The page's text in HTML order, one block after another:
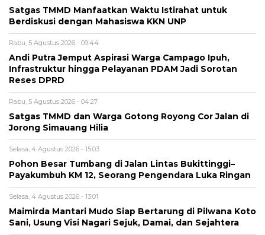
Satgas TMMD Manfaatkan Waktu Istirahat untuk
Berdiskusi dengan Mahasiswa KKN UNP
Rabu, 5 Agustus 2026 - 09:44
Andi Putra Jemput Aspirasi Warga Campago Ipuh,
Infrastruktur hingga Pelayanan PDAM Jadi Sorotan
Reses DPRD
Rabu, 5 Agustus 2026 - 04:27
Satgas TMMD dan Warga Gotong Royong Cor Jalan di
Jorong Simauang Hilia
Selasa, 4 Agustus 2026 - 15:03
Pohon Besar Tumbang di Jalan Lintas Bukittinggi–
Payakumbuh KM 12, Seorang Pengendara Luka Ringan
Selasa, 4 Agustus 2026 - 13:01
Maimirda Mantari Mudo Siap Bertarung di Pilwana Koto
Sani, Usung Visi Nagari Sejuk, Damai, dan Sejahtera